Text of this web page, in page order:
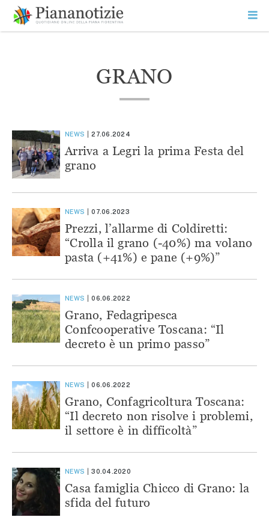
contenuto
SEARCH
GRANO
NEWS 27.06.2024
Arriva a Legri la prima Festa del
grano
NEWS 07.06.2023
Prezzi, l’allarme di Coldiretti:
“Crolla il grano (-40%) ma volano
pasta (+41%) e pane (+9%)”
NEWS 06.06.2022
Grano, Fedagripesca
Confcooperative Toscana: “Il
decreto è un primo passo”
NEWS 06.06.2022
Grano, Confagricoltura Toscana:
“Il decreto non risolve i problemi,
il settore è in difficoltà”
NEWS 30.04.2020
Casa famiglia Chicco di Grano: la
sfida del futuro